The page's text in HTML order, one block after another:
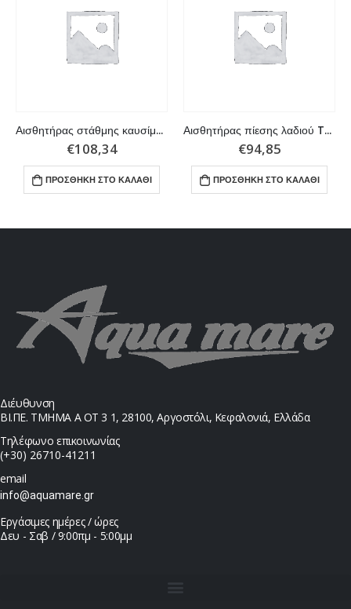
Αισθητήρας στάθμης καυσίμου, Επεκτάσιμη 20’’ a 40’’ Resistencia
€108,34
ΠΡΟΣΘΉΚΗ ΣΤΟ ΚΑΛΆΘΙ
Αισθητήρας πίεσης λαδιού Thread:1/8” NPTF 100 PSI American
€94,85
ΠΡΟΣΘΉΚΗ ΣΤΟ ΚΑΛΆΘΙ
Διέυθυνση
ΒΙ.ΠΕ. ΤΜΗΜΑ Α ΟΤ 3 1, 28100, Αργοστόλι, Κεφαλονιά, Ελλάδα
Τηλέφωνο επικοινωνίας
(+30) 26710-41211
email
info@aquamare.gr
Εργάσιμες ημέρες / ώρες
Δευ - Σαβ / 9:00πμ - 5:00μμ